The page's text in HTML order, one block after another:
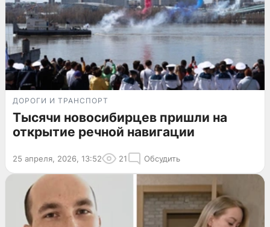
ДОРОГИ И ТРАНСПОРТ
Тысячи новосибирцев пришли на
открытие речной навигации
25 апреля, 2026, 13:52 21 Обсудить